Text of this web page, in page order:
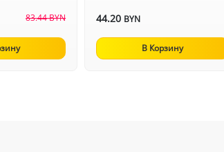
83.44 BYN 44.20 BYN
В Корзину